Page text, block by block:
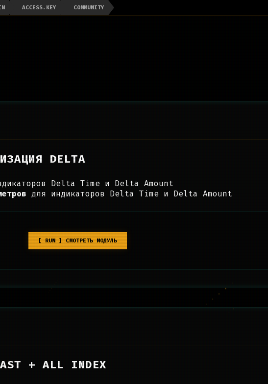
ACCESS.KEY COMMUNITY
DELTA
Delta Time и Delta Amount
для индикаторов Delta Time и Delta Amount
[ RUN ] СМОТРЕТЬ МОДУЛЬ
+ ALL INDEX